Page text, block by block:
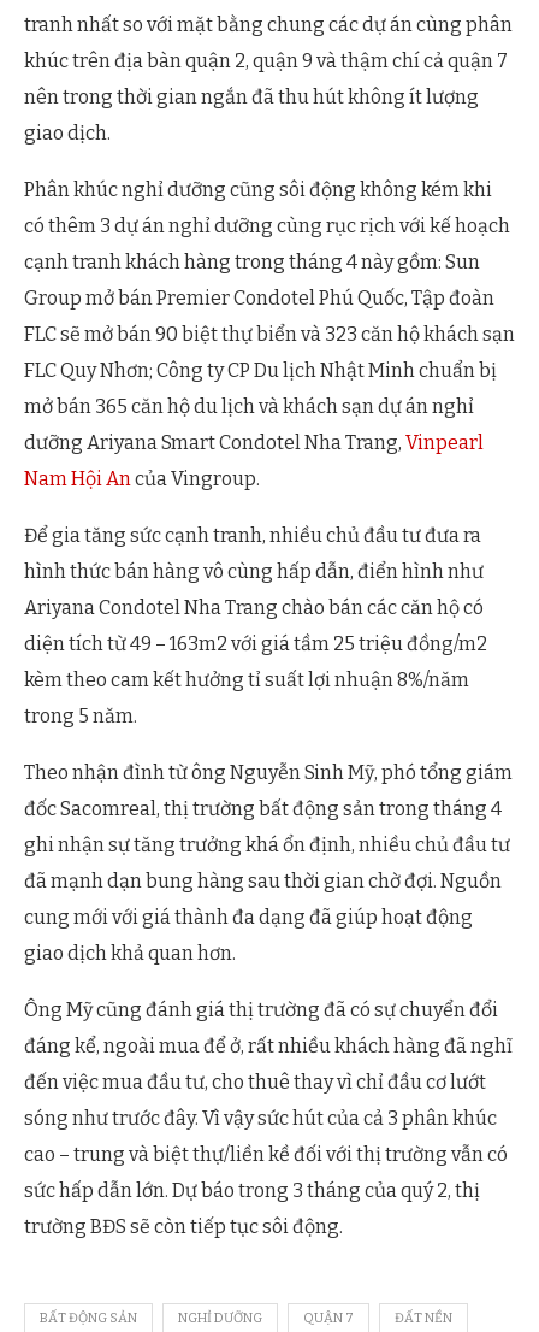
tranh nhất so với mặt bằng chung các dự án cùng phân
khúc trên địa bàn quận 2, quận 9 và thậm chí cả quận 7
nên trong thời gian ngắn đã thu hút không ít lượng
giao dịch.
Phân khúc nghỉ dưỡng cũng sôi động không kém khi
có thêm 3 dự án nghỉ dưỡng cùng rục rịch với kế hoạch
cạnh tranh khách hàng trong tháng 4 này gồm: Sun
Group mở bán Premier Condotel Phú Quốc, Tập đoàn
FLC sẽ mở bán 90 biệt thự biển và 323 căn hộ khách sạn
FLC Quy Nhơn; Công ty CP Du lịch Nhật Minh chuẩn bị
mở bán 365 căn hộ du lịch và khách sạn dự án nghỉ
dưỡng Ariyana Smart Condotel Nha Trang, Vinpearl
Nam Hội An của Vingroup.
Để gia tăng sức cạnh tranh, nhiều chủ đầu tư đưa ra
hình thức bán hàng vô cùng hấp dẫn, điển hình như
Ariyana Condotel Nha Trang chào bán các căn hộ có
diện tích từ 49 – 163m2 với giá tầm 25 triệu đồng/m2
kèm theo cam kết hưởng tỉ suất lợi nhuận 8%/năm
trong 5 năm.
Theo nhận đình từ ông Nguyễn Sinh Mỹ, phó tổng giám
đốc Sacomreal, thị trường bất động sản trong tháng 4
ghi nhận sự tăng trưởng khá ổn định, nhiều chủ đầu tư
đã mạnh dạn bung hàng sau thời gian chờ đợi. Nguồn
cung mới với giá thành đa dạng đã giúp hoạt động
giao dịch khả quan hơn.
Ông Mỹ cũng đánh giá thị trường đã có sự chuyển đổi
đáng kể, ngoài mua để ở, rất nhiều khách hàng đã nghĩ
đến việc mua đầu tư, cho thuê thay vì chỉ đầu cơ lướt
sóng như trước đây. Vì vậy sức hút của cả 3 phân khúc
cao – trung và biệt thự/liền kề đối với thị trường vẫn có
sức hấp dẫn lớn. Dự báo trong 3 tháng của quý 2, thị
trường BĐS sẽ còn tiếp tục sôi động.
BẤT ĐỘNG SẢN NGHỈ DƯỠNG QUẬN 7 ĐẤT NỀN